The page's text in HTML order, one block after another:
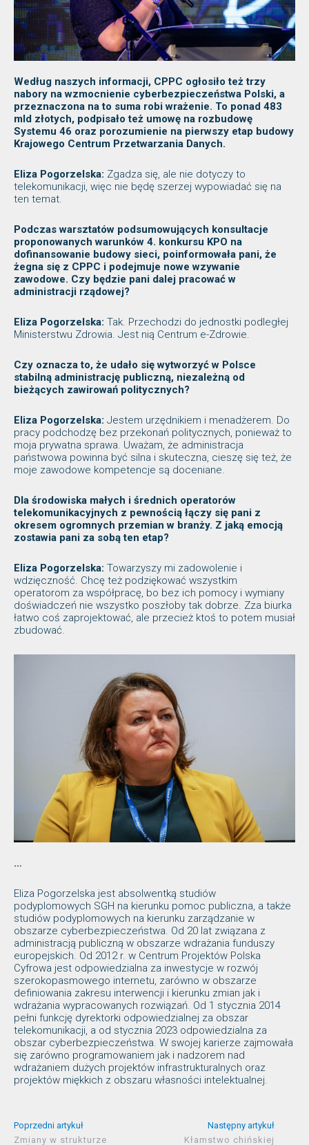
Według naszych informacji, CPPC ogłosiło też trzy
nabory na wzmocnienie cyberbezpieczeństwa Polski, a
przeznaczona na to suma robi wrażenie. To ponad 483
mld złotych, podpisało też umowę na rozbudowę
Systemu 46 oraz porozumienie na pierwszy etap budowy
Krajowego Centrum Przetwarzania Danych.
Eliza Pogorzelska: Zgadza się, ale nie dotyczy to
telekomunikacji, więc nie będę szerzej wypowiadać się na
ten temat.
Podczas warsztatów podsumowujących konsultacje
proponowanych warunków 4. konkursu KPO na
dofinansowanie budowy sieci, poinformowała pani, że
żegna się z CPPC i podejmuje nowe wzywanie
zawodowe. Czy będzie pani dalej pracować w
administracji rządowej?
Eliza Pogorzelska: Tak. Przechodzi do jednostki podległej
Ministerstwu Zdrowia. Jest nią Centrum e-Zdrowie.
Czy oznacza to, że udało się wytworzyć w Polsce
stabilną administrację publiczną, niezależną od
bieżących zawirowań politycznych?
Eliza Pogorzelska: Jestem urzędnikiem i menadżerem. Do
pracy podchodzę bez przekonań politycznych, ponieważ to
moja prywatna sprawa. Uważam, że administracja
państwowa powinna być silna i skuteczna, cieszę się też, że
moje zawodowe kompetencje są doceniane.
Dla środowiska małych i średnich operatorów
telekomunikacyjnych z pewnością łączy się pani z
okresem ogromnych przemian w branży. Z jaką emocją
zostawia pani za sobą ten etap?
Eliza Pogorzelska: Towarzyszy mi zadowolenie i
wdzięczność. Chcę też podziękować wszystkim
operatorom za współpracę, bo bez ich pomocy i wymiany
doświadczeń nie wszystko poszłoby tak dobrze. Zza biurka
łatwo coś zaprojektować, ale przecież ktoś to potem musiał
zbudować.
…
Eliza Pogorzelska jest absolwentką studiów
podyplomowych SGH na kierunku pomoc publiczna, a także
studiów podyplomowych na kierunku zarządzanie w
obszarze cyberbezpieczeństwa. Od 20 lat związana z
administracją publiczną w obszarze wdrażania funduszy
europejskich. Od 2012 r. w Centrum Projektów Polska
Cyfrowa jest odpowiedzialna za inwestycje w rozwój
szerokopasmowego internetu, zarówno w obszarze
definiowania zakresu interwencji i kierunku zmian jak i
wdrażania wypracowanych rozwiązań. Od 1 stycznia 2014
pełni funkcję dyrektorki odpowiedzialnej za obszar
telekomunikacji, a od stycznia 2023 odpowiedzialna za
obszar cyberbezpieczeństwa. W swojej karierze zajmowała
się zarówno programowaniem jak i nadzorem nad
wdrażaniem dużych projektów infrastrukturalnych oraz
projektów miękkich z obszaru własności intelektualnej.
Poprzedni artykuł
Zmiany w strukturze
Następny artykuł
Kłamstwo chińskiej